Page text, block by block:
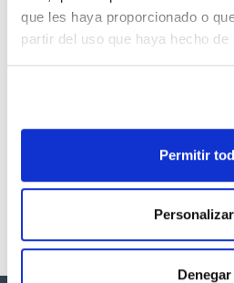
que les haya proporcionado o
partir del uso que haya hecho
Permitir
Personalizar
Denegar
Capacidad
ME00100100
x 100 ml ::
Ver stock